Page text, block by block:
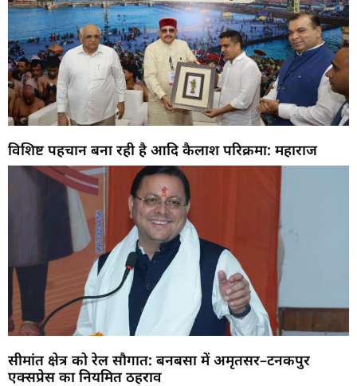
विशिष्ट पहचान बना रही है आदि कैलाश परिक्रमा: महाराज
सीमांत क्षेत्र को रेल सौगात: बनबसा में अमृतसर–टनकपुर
एक्सप्रेस का नियमित ठहराव